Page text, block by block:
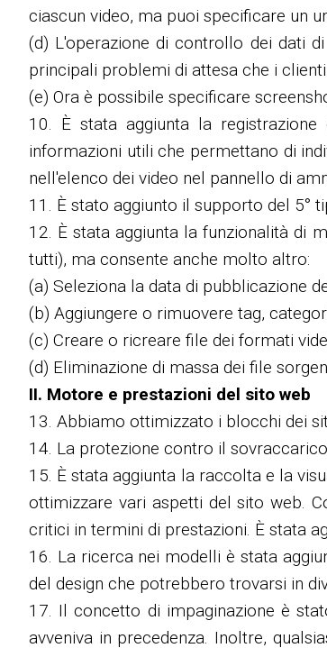
ciascun video, ma puoi specificare un
(d) L'operazione di controllo dei dati
principali problemi di attesa che i
(e) Ora è possibile specificare
10. È stata aggiunta la
informazioni utili che permettano di
nell'elenco dei video nel pannello di
11. È stato aggiunto il supporto del 5°
12. È stata aggiunta la funzionalità di
tutti), ma consente anche molto altro:
(a) Seleziona la data di pubblicazione
(b) Aggiungere o rimuovere tag,
(c) Creare o ricreare file dei formati
(d) Eliminazione di massa dei file
II. Motore e prestazioni del sito web
13. Abbiamo ottimizzato i blocchi dei
14. La protezione contro il
15. È stata aggiunta la raccolta e la
ottimizzare vari aspetti del sito web.
critici in termini di prestazioni. È stata
16. La ricerca nei modelli è stata
del design che potrebbero trovarsi in
17. Il concetto di impaginazione è
avveniva in precedenza. Inoltre,